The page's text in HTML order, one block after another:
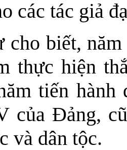
các tác giả
biết,
thực hiện
tiến
của Đảng,
và dân tộc.